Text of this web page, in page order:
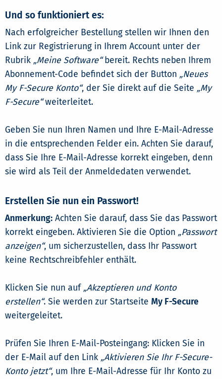
Und so funktioniert es:
Nach erfolgreicher Bestellung stellen wir Ihnen den
Link zur Registrierung in Ihrem Account unter der
Rubrik „Meine Software“bereit. Rechts neben Ihrem
Abonnement-Code befindet sich der Button „Neues
My F-Secure Konto“, der Sie direkt auf die Seite „My
F-Secure“weiterleitet.
Geben Sie nun Ihren Namen und Ihre E-Mail-Adresse
in die entsprechenden Felder ein. Achten Sie darauf,
dass Sie Ihre E-Mail-Adresse korrekt eingeben, denn
sie wird als Teil der Anmeldedaten verwendet.
Erstellen Sie nun ein Passwort!
Anmerkung: Achten Sie darauf, dass Sie das Passwort
korrekt eingeben. Aktivieren Sie die Option „Passwort
anzeigen“, um sicherzustellen, dass Ihr Passwort
keine Rechtschreibfehler enthält.
Klicken Sie nun auf „Akzeptieren und Konto
erstellen“. Sie werden zur Startseite My F-Secure
weitergeleitet.
Prüfen Sie Ihren E-Mail-Posteingang: Klicken Sie in
der E-Mail auf den Link „Aktivieren Sie Ihr F-Secure-
Konto jetzt“, um Ihre E-Mail-Adresse für Ihr Konto zu